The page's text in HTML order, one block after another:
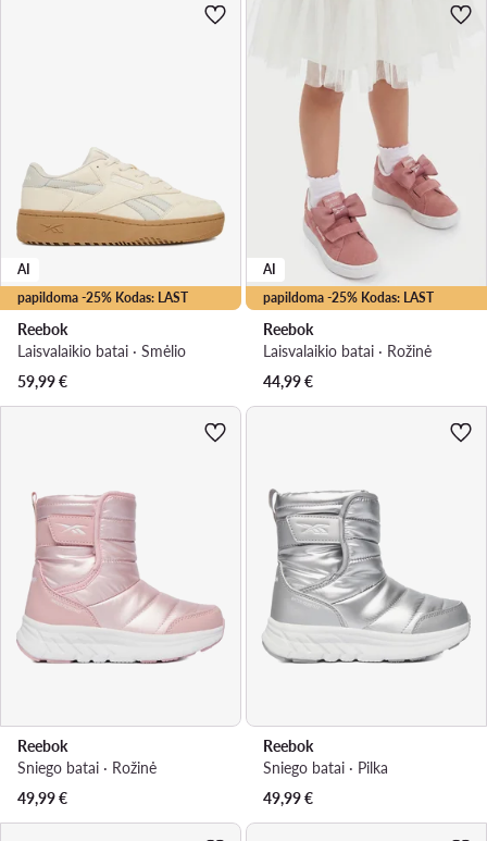
papildoma -25% Kodas: LAST
AI
Reebok
Laisvalaikio batai · Smėlio
59,99€
papildoma -25% Kodas: LAST
AI
Reebok
Laisvalaikio batai · Rožinė
44,99€
Reebok
Sniego batai · Rožinė
49,99€
Reebok
Sniego batai · Pilka
49,99€